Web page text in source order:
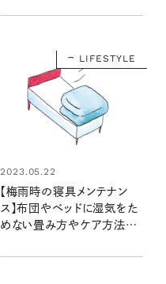
LIFESTYLE
2023.05.22
【梅雨時の寝具メンテナン
ス】布団やベッドに湿気をた
めない畳み方やケア方法